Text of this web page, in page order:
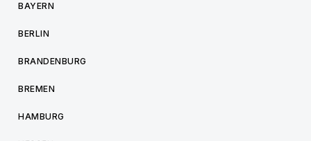
BAYERN
BERLIN
BRANDENBURG
BREMEN
HAMBURG